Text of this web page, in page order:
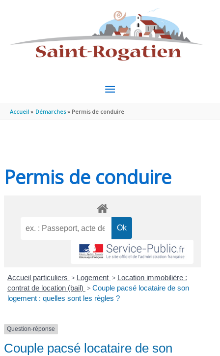
MENU
PRINCIPAL
Accueil Démarches Permis de conduire
Permis de conduire
Accueil particuliers > Logement > Location immobilière :
contrat de location (bail) > Couple pacsé locataire de son
logement : quelles sont les règles ?
Question-réponse
Couple pacsé locataire de son